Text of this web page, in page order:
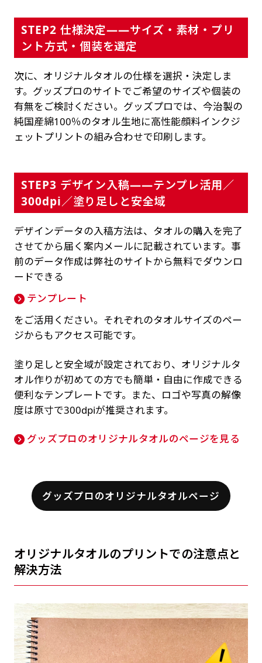
STEP2 仕様決定——サイズ・素材・プリ
ント方式・個装を選定
次に、オリジナルタオルの仕様を選択・決定しま
す。グッズプロのサイトでご希望のサイズや個装の
有無をご検討ください。グッズプロでは、今治製の
純国産綿100％のタオル生地に高性能顔料インクジ
ェットプリントの組み合わせで印刷します。
STEP3 デザイン入稿——テンプレ活用／
300dpi／塗り足しと安全域
デザインデータの入稿方法は、タオルの購入を完了
させてから届く案内メールに記載されています。事
前のデータ作成は弊社のサイトから無料でダウンロ
ードできる
テンプレート
をご活用ください。それぞれのタオルサイズのペー
ジからもアクセス可能です。
塗り足しと安全域が設定されており、オリジナルタ
オル作りが初めての方でも簡単・自由に作成できる
便利なテンプレートです。また、ロゴや写真の解像
度は原寸で300dpiが推奨されます。
グッズプロのオリジナルタオルのページを見る
グッズプロのオリジナルタオルページ
オリジナルタオルのプリントでの注意点と
解決方法